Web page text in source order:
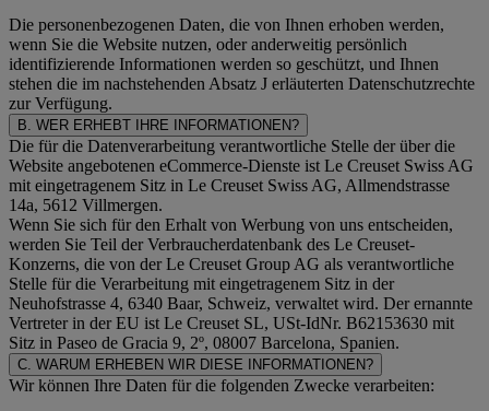
Die personenbezogenen Daten, die von Ihnen erhoben werden,
wenn Sie die Website nutzen, oder anderweitig persönlich
identifizierende Informationen werden so geschützt, und Ihnen
stehen die im nachstehenden Absatz J erläuterten Datenschutzrechte
zur Verfügung.
B. WER ERHEBT IHRE INFORMATIONEN?
Die für die Datenverarbeitung verantwortliche Stelle der über die
Website angebotenen eCommerce-Dienste ist Le Creuset Swiss AG
mit eingetragenem Sitz in Le Creuset Swiss AG, Allmendstrasse
14a, 5612 Villmergen.
Wenn Sie sich für den Erhalt von Werbung von uns entscheiden,
werden Sie Teil der Verbraucherdatenbank des Le Creuset-
Konzerns, die von der Le Creuset Group AG als verantwortliche
Stelle für die Verarbeitung mit eingetragenem Sitz in der
Neuhofstrasse 4, 6340 Baar, Schweiz, verwaltet wird. Der ernannte
Vertreter in der EU ist Le Creuset SL, USt-IdNr. B62153630 mit
Sitz in Paseo de Gracia 9, 2º, 08007 Barcelona, Spanien.
C. WARUM ERHEBEN WIR DIESE INFORMATIONEN?
Wir können Ihre Daten für die folgenden Zwecke verarbeiten: